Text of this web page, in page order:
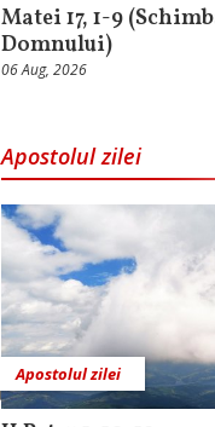
Matei 17, 1-9
Domnului)
06 Aug, 2026
Apostolul zilei
Apostolul zilei